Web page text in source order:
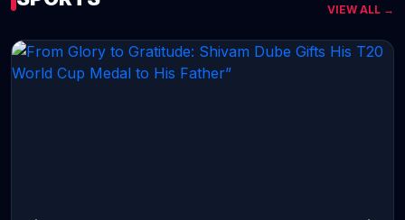
VIEW ALL →